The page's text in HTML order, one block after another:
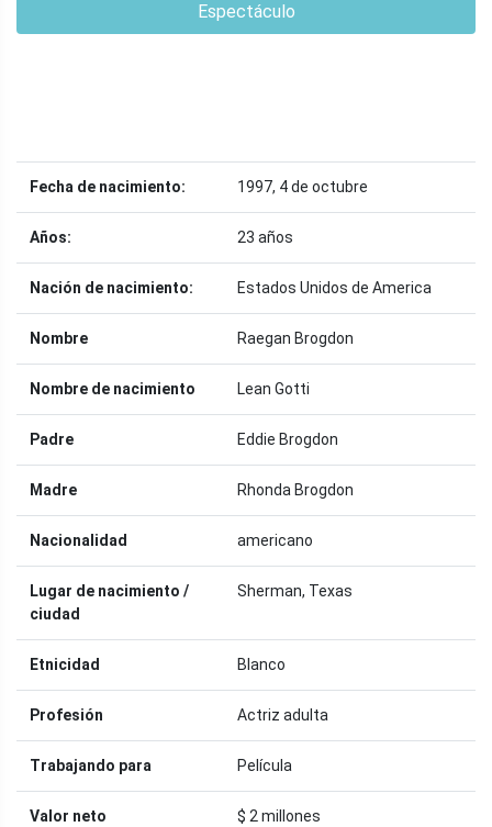
Espectáculo
Fecha de nacimiento: 1997, 4 de octubre
Años: 23 años
Nación de nacimiento: Estados Unidos de America
Nombre Raegan Brogdon
Nombre de nacimiento Lean Gotti
Padre Eddie Brogdon
Madre Rhonda Brogdon
Nacionalidad americano
Lugar de nacimiento /
ciudad
Sherman, Texas
Etnicidad Blanco
Profesión Actriz adulta
Trabajando para Película
Valor neto $ 2 millones